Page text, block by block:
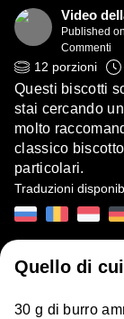
Video
Published on
Commenti
12 porzioni
Questi biscotti
stai cercando
molto
classico
particolari.
Traduzioni
Quello di
30 g di burro